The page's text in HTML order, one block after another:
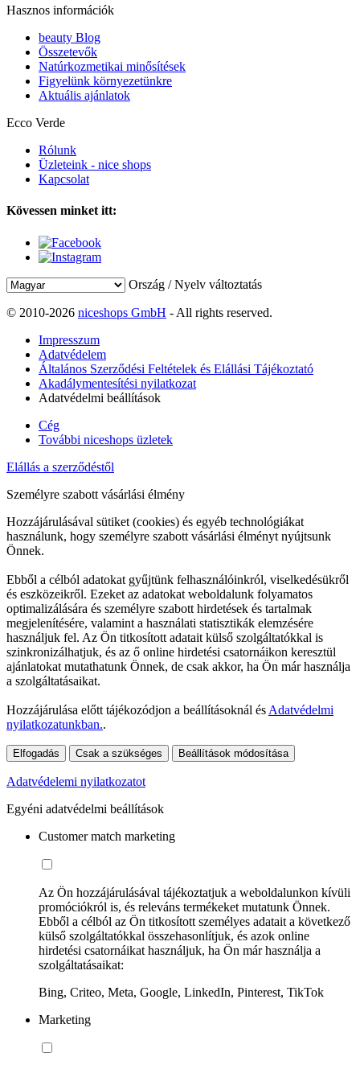
Hasznos információk
beauty Blog
Összetevők
Natúrkozmetikai minősítések
Figyelünk környezetünkre
Aktuális ajánlatok
Ecco Verde
Rólunk
Üzleteink - nice shops
Kapcsolat
Kövessen minket itt:
Ország / Nyelv változtatás
© 2010-2026 niceshops GmbH - All rights reserved.
Impresszum
Adatvédelem
Általános Szerződési Feltételek és Elállási Tájékoztató
Akadálymentesítési nyilatkozat
Adatvédelmi beállítások
Cég
További niceshops üzletek
Elállás a szerződéstől
Személyre szabott vásárlási élmény
Hozzájárulásával sütiket (cookies) és egyéb technológiákat
használunk, hogy személyre szabott vásárlási élményt nyújtsunk
Önnek.
Ebből a célból adatokat gyűjtünk felhasználóinkról, viselkedésükről
és eszközeikről. Ezeket az adatokat weboldalunk folyamatos
optimalizálására és személyre szabott hirdetések és tartalmak
megjelenítésére, valamint a használati statisztikák elemzésére
használjuk fel. Az Ön titkosított adatait külső szolgáltatókkal is
szinkronizálhatjuk, és az ő online hirdetési csatornáikon keresztül
ajánlatokat mutathatunk Önnek, de csak akkor, ha Ön már használja
a szolgáltatásaikat.
Hozzájárulása előtt tájékozódjon a beállításoknál és Adatvédelmi
nyilatkozatunkban..
Elfogadás Csak a szükséges Beállítások módosítása
Adatvédelemi nyilatkozatot
Egyéni adatvédelmi beállítások
Customer match marketing
Az Ön hozzájárulásával tájékoztatjuk a weboldalunkon kívüli
promóciókról is, és releváns termékeket mutatunk Önnek.
Ebből a célból az Ön titkosított személyes adatait a következő
külső szolgáltatókkal összehasonlítjuk, és azok online
hirdetési csatornáikat használjuk, ha Ön már használja a
szolgáltatásaikat:
Bing, Criteo, Meta, Google, LinkedIn, Pinterest, TikTok
Marketing